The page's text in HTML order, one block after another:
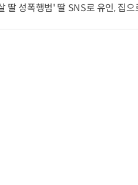
딸 성폭행범' 딸 SNS로 유인, 집